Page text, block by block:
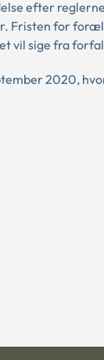
efter
Fristen for
vil sige fra
2020,